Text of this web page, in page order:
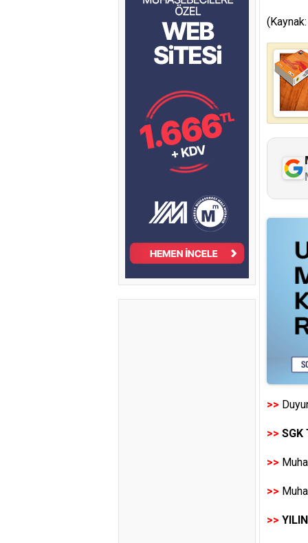
>>
>>
>>
>>
>>